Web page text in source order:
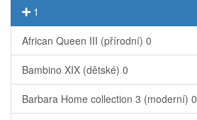
1
African Queen III (přírodní) 0
Bambino XIX (dětské) 0
Barbara Home collection 3 (moderní) 0